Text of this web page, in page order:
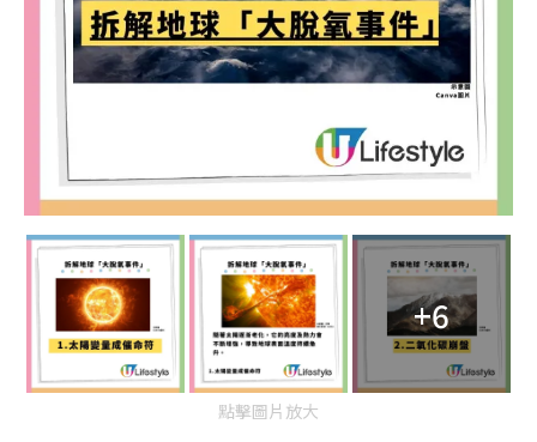
+6
點擊圖片放大